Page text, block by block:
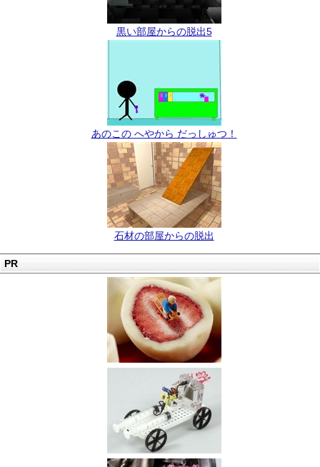
黒い部屋からの脱出5
あのこの へやから だっしゅつ！
石材の部屋からの脱出
PR